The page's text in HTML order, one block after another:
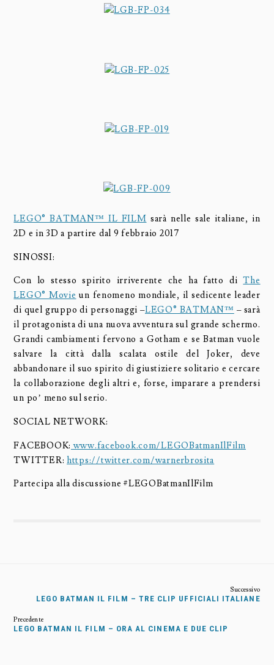
LEGO® BATMAN™ IL FILM sarà nelle sale italiane, in
2D e in 3D a partire dal 9 febbraio 2017
SINOSSI:
Con lo stesso spirito irriverente che ha fatto diThe
LEGO® Movie un fenomeno mondiale, il sedicente leader
di quel gruppo di personaggi –LEGO® BATMAN™ – sarà
il protagonista di una nuova avventura sul grande schermo.
Grandi cambiamenti fervono a Gotham e se Batman vuole
salvare la città dalla scalata ostile del Joker, deve
abbandonare il suo spirito di giustiziere solitario e cercare
la collaborazione degli altri e, forse, imparare a prendersi
un po’ meno sul serio.
SOCIAL NETWORK:
FACEBOOK: www.facebook.com/LEGOBatmanIlFilm
TWITTER:https://twitter.com/warnerbrosita
Partecipa alla discussione #‎LEGOBatmanIlFilm
LEGO BATMAN IL FILM – TRE CLIP UFFICIALI ITALIANE
LEGO BATMAN IL FILM – ORA AL CINEMA E DUE CLIP